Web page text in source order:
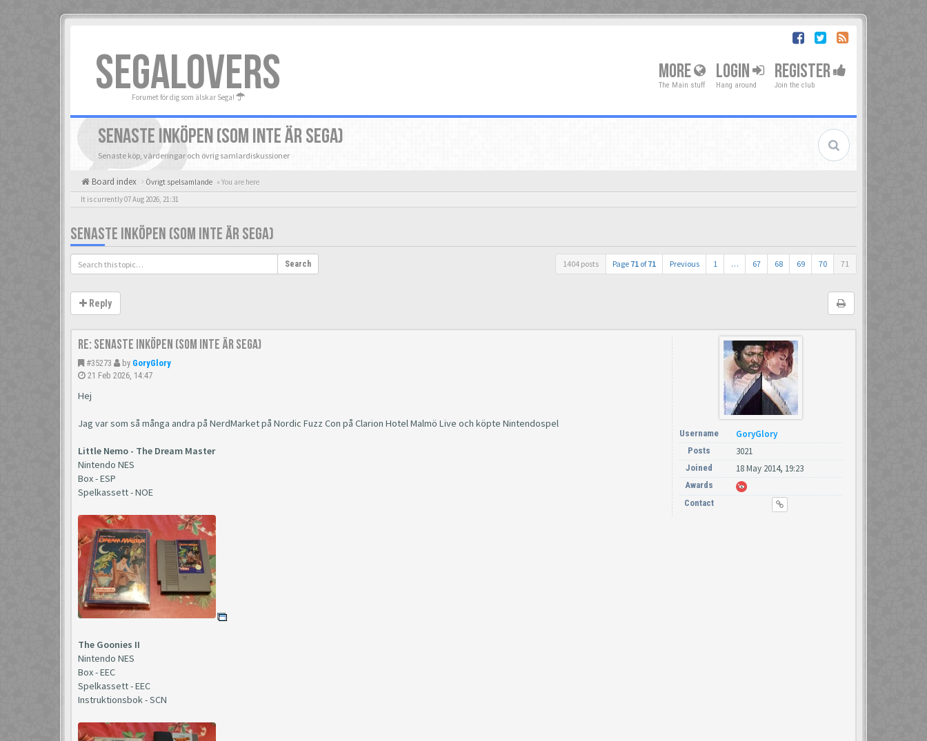
SEGALOVERS
Forumet för dig som älskar Sega!
MORE
The Main stuff
LOGIN
Hang around
REGISTER
Join the club
SENASTE INKÖPEN (SOM INTE ÄR SEGA)
Senaste köp, värderingar och övrig samlardiskussioner
Board index Övrigt spelsamlande « You are here
It is currently 07 Aug 2026, 21:31
SENASTE INKÖPEN (SOM INTE ÄR SEGA)
Search 1404 posts Page 71 of71 Previous 1 … 67 68 69 70 71
Reply
Re: Senaste inköpen (som inte är Sega)
#35273 by GoryGlory
21 Feb 2026, 14:47
Hej
Jag var som så många andra på NerdMarket på Nordic Fuzz Con på Clarion Hotel Malmö Live och köpte Nintendospel
Little Nemo - The Dream Master
Nintendo NES
Box - ESP
Spelkassett - NOE
The Goonies II
Nintendo NES
Box - EEC
Spelkassett - EEC
Instruktionsbok - SCN
Username GoryGlory
Posts 3021
Joined 18 May 2014, 19:23
Awards
Contact